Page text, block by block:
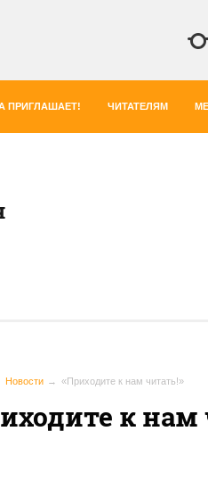
ПРИГЛАШАЕТ! ЧИТАТЕЛЯМ
Новости «Приходите к нам читать!»
к нам